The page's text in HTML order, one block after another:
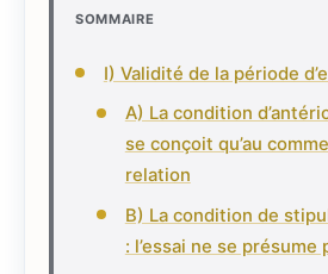
SOMMAIRE
I) Validité de la période
A) La condition
se conçoit qu’au
relation
B) La condition de
: l’essai ne se présume